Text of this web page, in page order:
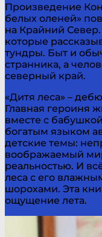
Произведение
белых оленей»
на Крайний
которые
тундры. Быт и
странника, а
северный край.
«Дитя леса» –
Главная героиня
вместе с
богатым языком
детские темы:
воображаемый
реальностью. И
леса с его
шорохами. Эта
ощущение лета.